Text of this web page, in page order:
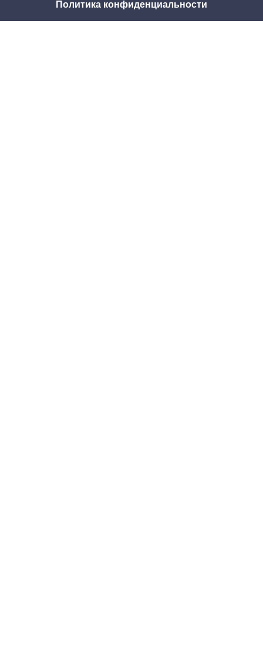
Политика конфиденциальности